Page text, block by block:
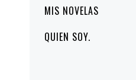
MIS NOVELAS
QUIEN SOY.